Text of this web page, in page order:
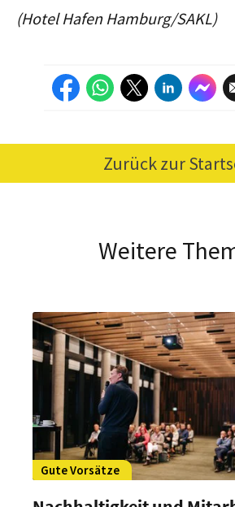
(Hotel Hafen Hamburg/SAKL)
Zurück zur
Weitere
Gute Vorsätze